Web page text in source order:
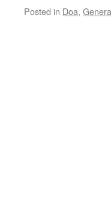
Posted in Doa,